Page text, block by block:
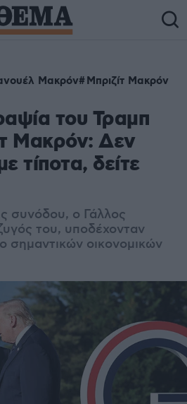
Μακρόν Μπριζίτ Μακρόν
του Τραμπ
Μακρόν: Δεν
τίποτα, δείτε
συνόδου, ο Γάλλος
του, υποδέχονταν
σημαντικών οικονομικών